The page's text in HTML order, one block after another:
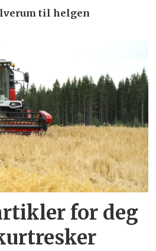
til helgen
for deg